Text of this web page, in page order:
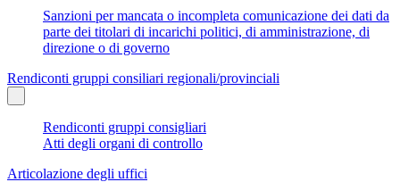
Sanzioni per mancata o incompleta comunicazione dei dati da
parte dei titolari di incarichi politici, di amministrazione, di
direzione o di governo
Rendiconti gruppi consiliari regionali/provinciali
Rendiconti gruppi consigliari
Atti degli organi di controllo
Articolazione degli uffici